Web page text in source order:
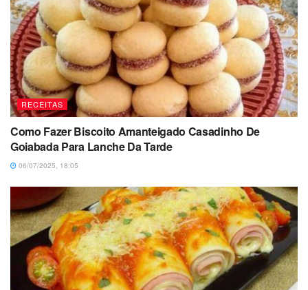
RECEITAS
Como Fazer Biscoito Amanteigado Casadinho De
Goiabada Para Lanche Da Tarde
06/07/2025, 18:05